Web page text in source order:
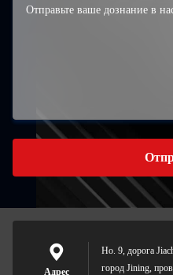
Адрес
Но. 9, дорога
город Jining,